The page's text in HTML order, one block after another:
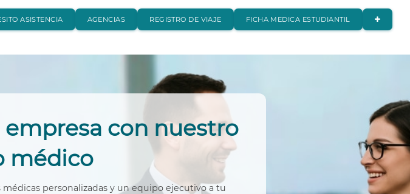
ASISTENCIA AGENCIAS REGISTRO DE VIAJE FICHA MEDICA ESTUDIANTIL
con nuestro
médico
personalizadas y un equipo ejecutivo a tu